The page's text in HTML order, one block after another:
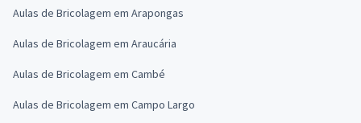
Aulas de Bricolagem em Arapongas
Aulas de Bricolagem em Araucária
Aulas de Bricolagem em Cambé
Aulas de Bricolagem em Campo Largo